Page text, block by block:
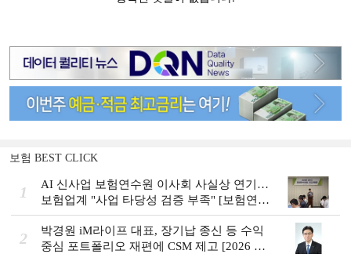
보험 BEST CLICK
1
AI 신사업 보험연수원 이사회 사실상 연기…
보험업계 "사업 타당성 검증 부족" [보험연수
원 AI사업 논란]
2
박경원 iM라이프 대표, 장기납 종신 등 수익
중심 포트폴리오 재편에 CSM 제고 [2026 금